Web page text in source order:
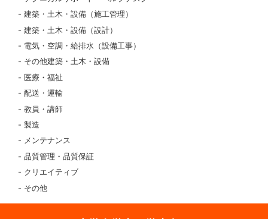
建築・土木・設備（施工管理）
建築・土木・設備（設計）
電気・空調・給排水（設備工事）
その他建築・土木・設備
医療・福祉
配送・運輸
教員・講師
製造
メンテナンス
品質管理・品質保証
クリエイティブ
その他